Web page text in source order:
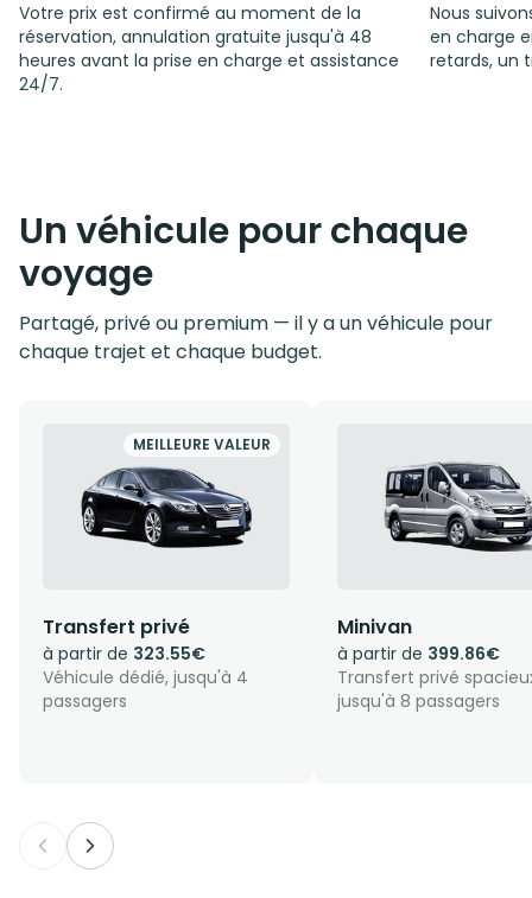
Votre prix est confirmé au moment de la
réservation, annulation gratuite jusqu'à 48
heures avant la prise en charge et assistance
24/7.
Nous
en charge
retards, un
Un véhicule pour chaque
voyage
Partagé, privé ou premium — il y a un véhicule pour
chaque trajet et chaque budget.
MEILLEURE VALEUR
Transfert privé
à partir de 323.55€
Véhicule dédié, jusqu'à 4
passagers
Minivan
à partir de 399.86€
Transfert privé
jusqu'à 8 passagers